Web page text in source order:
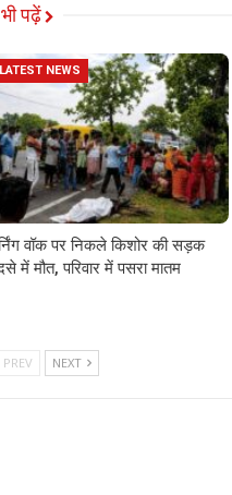
पढ़ें
LATEST NEWS
वॉक पर निकले किशोर की सड़क
में मौत, परिवार में पसरा मातम
PREV NEXT